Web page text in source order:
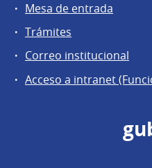
Mesa de entrada
Trámites
Correo institucional
Acceso a intranet